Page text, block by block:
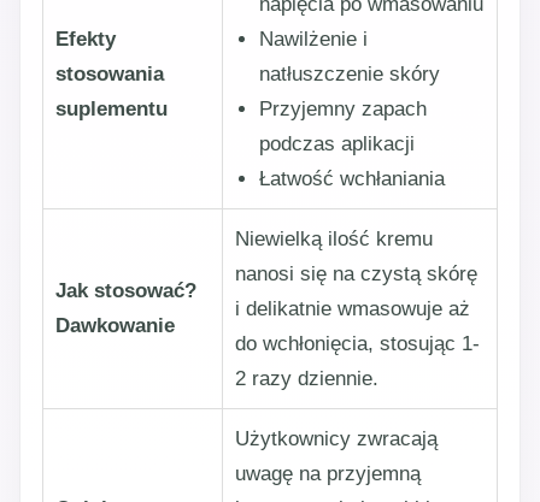
Efekty
stosowania
suplementu
Nawilżenie i
natłuszczenie skóry
Przyjemny zapach
podczas aplikacji
Łatwość wchłaniania
Jak stosować?
Dawkowanie
Niewielką ilość kremu
nanosi się na czystą skórę
i delikatnie wmasowuje aż
do wchłonięcia, stosując 1-
2 razy dziennie.
Użytkownicy zwracają
uwagę na przyjemną